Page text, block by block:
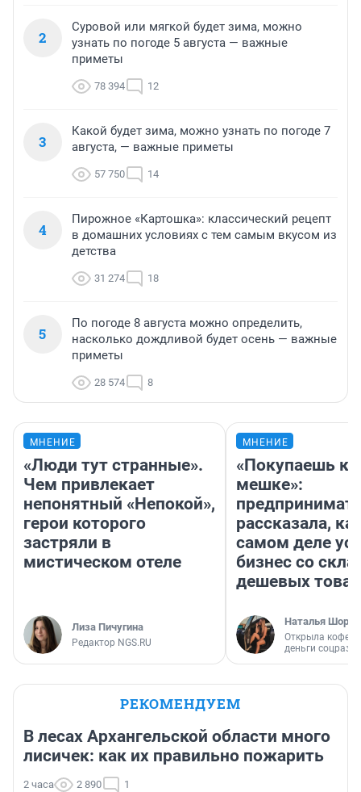
2
Суровой или мягкой будет зима, можно
узнать по погоде 5 августа — важные
приметы
78 394 12
3
Какой будет зима, можно узнать по погоде 7
августа, — важные приметы
57 750 14
4
Пирожное «Картошка»: классический рецепт
в домашних условиях с тем самым вкусом из
детства
31 274 18
5
По погоде 8 августа можно определить,
насколько дождливой будет осень — важные
приметы
28 574 8
МНЕНИЕ
«Люди тут странные».
Чем привлекает
непонятный «Непокой»,
герои которого
застряли в
мистическом отеле
Лиза Пичугина
Редактор NGS.RU
МНЕНИЕ
«Покупаешь
мешке»:
рассказала,
самом деле
бизнес со
дешевых
Наталья
Открыла
деньги
РЕКОМЕНДУЕМ
В лесах Архангельской области много
лисичек: как их правильно пожарить
2 часа 2 890 1